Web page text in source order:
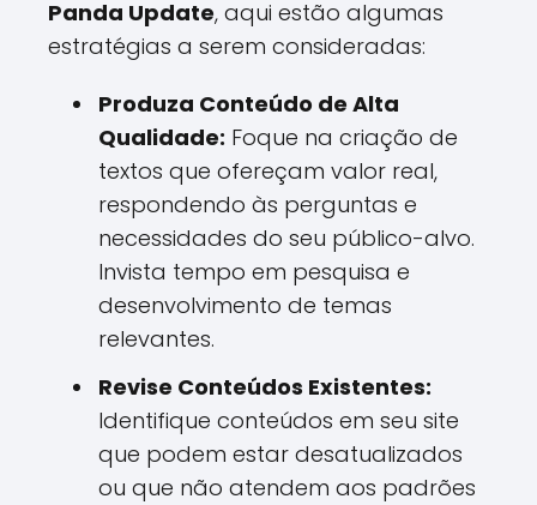
Panda Update, aqui estão algumas
estratégias a serem consideradas:
Produza Conteúdo de Alta
Qualidade: Foque na criação de
textos que ofereçam valor real,
respondendo às perguntas e
necessidades do seu público-alvo.
Invista tempo em pesquisa e
desenvolvimento de temas
relevantes.
Revise Conteúdos Existentes:
Identifique conteúdos em seu site
que podem estar desatualizados
ou que não atendem aos padrões